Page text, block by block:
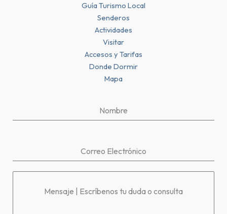
Guía Turismo Local
Senderos
Actividades
Visitar
Accesos y Tarifas
Donde Dormir
Mapa
Nombre
Correo Electrónico
Mensaje | Escríbenos tu duda o consulta